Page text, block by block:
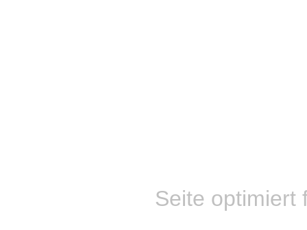
Seite optimiert